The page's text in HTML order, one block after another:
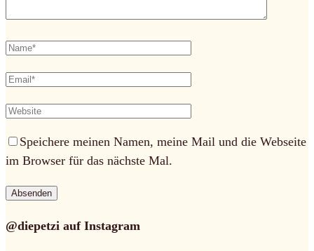
Speichere meinen Namen, meine Mail und die Webseite
im Browser für das nächste Mal.
@diepetzi auf Instagram